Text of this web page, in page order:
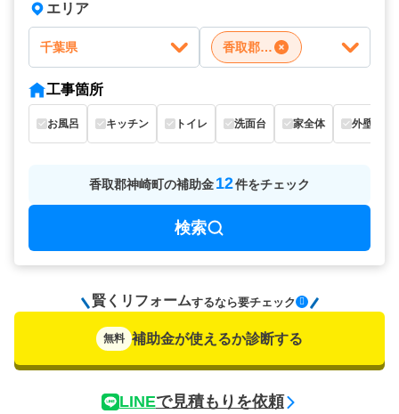
エリア
千葉県 香取郡神崎町
工事箇所
お風呂 キッチン トイレ 洗面台 家全体 外壁
香取郡神崎町の補助金12件をチェック
検索
賢くリフォームするなら要チェック
無料 補助金が使えるか診断する
LINEで見積もりを依頼